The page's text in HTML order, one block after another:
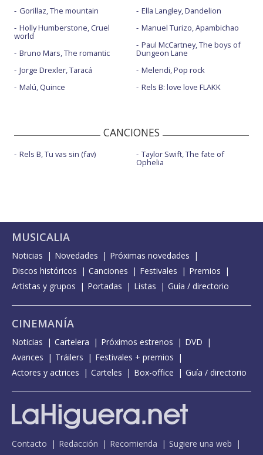
Gorillaz, The mountain
Holly Humberstone, Cruel
world
Bruno Mars, The romantic
Jorge Drexler, Taracá
Malú, Quince
Ella Langley, Dandelion
Manuel Turizo, Apambichao
Paul McCartney, The boys of
Dungeon Lane
Melendi, Pop rock
Rels B: love love FLAKK
CANCIONES
Rels B, Tu vas sin (fav) Taylor Swift, The fate of
Ophelia
MUSICALIA
Noticias Novedades
Próximas novedades
Discos históricos
Canciones Festivales
Premios
Artistas y grupos
Portadas Listas Guía / directorio
CINEMANÍA
Noticias Cartelera Próximos estrenos
DVD
Avances
Tráilers
Festivales + premios
Actores y actrices
Carteles Box-office Guía / directorio
Contacto Redacción Recomienda
Sugiere una web